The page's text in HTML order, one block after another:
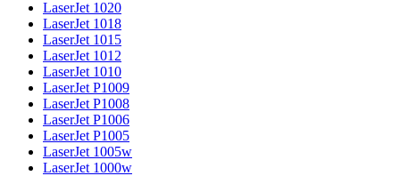
LaserJet 1020
LaserJet 1018
LaserJet 1015
LaserJet 1012
LaserJet 1010
LaserJet P1009
LaserJet P1008
LaserJet P1006
LaserJet P1005
LaserJet 1005w
LaserJet 1000w